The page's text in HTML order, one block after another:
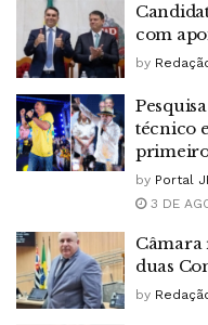
com
by
técnico
by Portal
3 DE
Câmara
duas
by